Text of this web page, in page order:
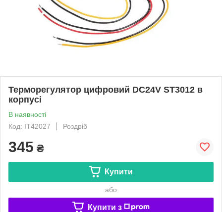
Терморегулятор цифровий DC24V ST3012 в
корпусі
В наявності
Код: IT42027
Роздріб
345 ₴
Купити
або
Купити з